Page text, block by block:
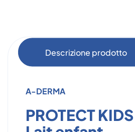
Descrizione prodotto
A-DERMA
PROTECT